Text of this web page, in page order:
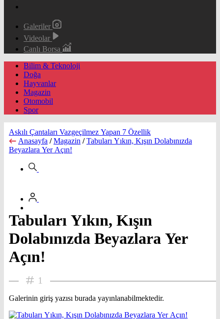
Galeriler
Videolar
Canlı Borsa
Bilim & Teknoloji
Doğa
Hayvanlar
Magazin
Otomobil
Spor
Askılı Çantaları Vazgeçilmez Yapan 7 Özellik
Anasayfa / Magazin / Tabuları Yıkın, Kışın Dolabınızda
Beyazlara Yer Açın!
Tabuları Yıkın, Kışın
Dolabınızda Beyazlara Yer
Açın!
1
Galerinin giriş yazısı burada yayınlanabilmektedir.